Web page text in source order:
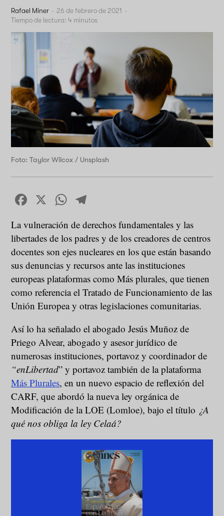
Rafael Miner · 26 de febrero de 2021 ·
Tiempo de lectura: 4 minutos
Foto: Taylor Wilcox / Unsplash
Facebook
X WhatsApp
La vulneración de derechos fundamentales y las
libertades de los padres y de los creadores de centros
docentes son ejes nucleares en los que están basando
sus denuncias y recursos ante las instituciones
europeas plataformas como Más plurales, que tienen
como referencia el Tratado de Funcionamiento de las
Unión Europea y otras legislaciones comunitarias.
Así lo ha señalado el abogado Jesús Muñoz de
Priego Alvear, abogado y asesor jurídico de
numerosas instituciones, portavoz y coordinador de
“enLibertad” y portavoz también de la plataforma
Más Plurales, en un nuevo espacio de reflexión del
CARF, que abordó la nueva ley orgánica de
Modificación de la LOE (Lomloe), bajo el título ¿A
qué nos obliga la ley Celaá?